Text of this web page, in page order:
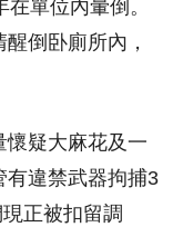
單位內暈倒。
倒卧廁所內，
懷疑大麻花及一
有違禁武器拘捕3
正被扣留調